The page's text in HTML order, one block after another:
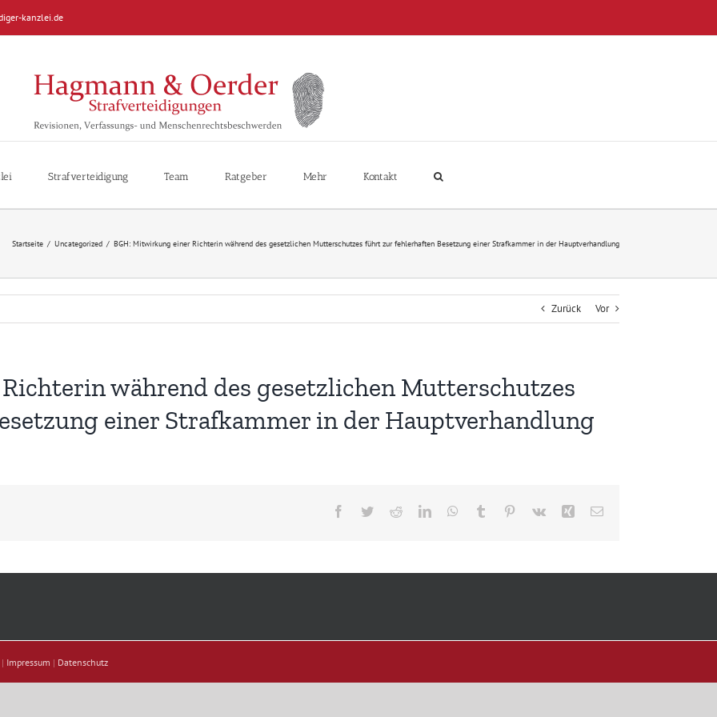
kanzlei.de
Strafverteidigung Team Ratgeber Mehr Kontakt
Startseite / Uncategorized / BGH: Mitwirkung einer Richterin während des gesetzlichen Mutterschutzes führt zur fehlerhaften Besetzung einer Strafkammer in der Hauptverhandlung
Zurück Vor
während des gesetzlichen Mutterschutzes
einer Strafkammer in der Hauptverhandlung
Facebook
TwitterRedditLinkedInWhatsApp
Tumblr Pinterest
Vk Xing E-
Impressum | Datenschutz